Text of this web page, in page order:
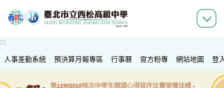
到
容
區
:::
人事差勤系統 預決算月報專區 行事曆 官方粉專 網站地圖 登